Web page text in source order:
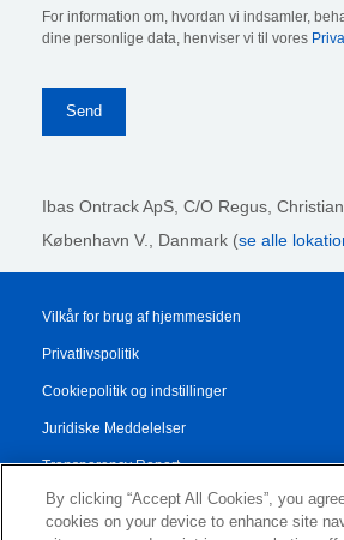
For information om, hvordan vi indsamler,
dine personlige data, henviser vi til vores
Ibas Ontrack ApS, C/O Regus,
København V., Danmark (se alle
Vilkår for brug af hjemmesiden
Privatlivspolitik
Cookiepolitik og indstillinger
Juridiske Meddelelser
Transparency Report
Salgs- og Leveringsbetingelser
By clicking “Accept All Cookies”, you
cookies on your device to enhance site